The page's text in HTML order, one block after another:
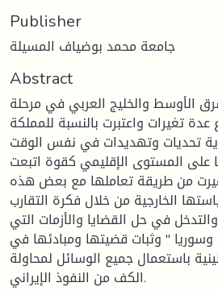
Publisher
جامعة محمد بوضياف المسيلة
Abstract
الأوسط والخليج العربي في مرحلة
تغيرات واعتبرت بالنسبة للمملكة
تحديات وتهديدات في نفس الوقت
على المستوى الإقليمي كقوة اتبعت
من طريقة تعاملها مع بعض هذه
الخارجية من خلال فكرة التقارب
في حل القضايا والأزمات التي
" وثبات قضيتها ومبادئها في
باستعمال جميع الوسائل لمحاولة
الكف من النفوذ الإيراني.